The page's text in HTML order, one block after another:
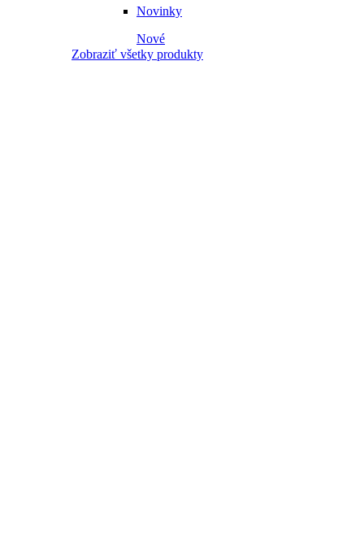
Novinky
Nové
Zobraziť všetky produkty